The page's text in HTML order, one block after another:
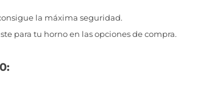
la máxima seguridad.
para tu horno en las opciones de compra.